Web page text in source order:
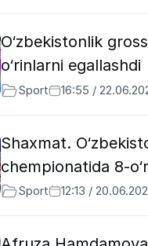
O‘zbekistonlik
o‘rinlarni egallashdi
Sport 16:55 /
Shaxmat.
chempionatida 8-
Sport 12:13 /